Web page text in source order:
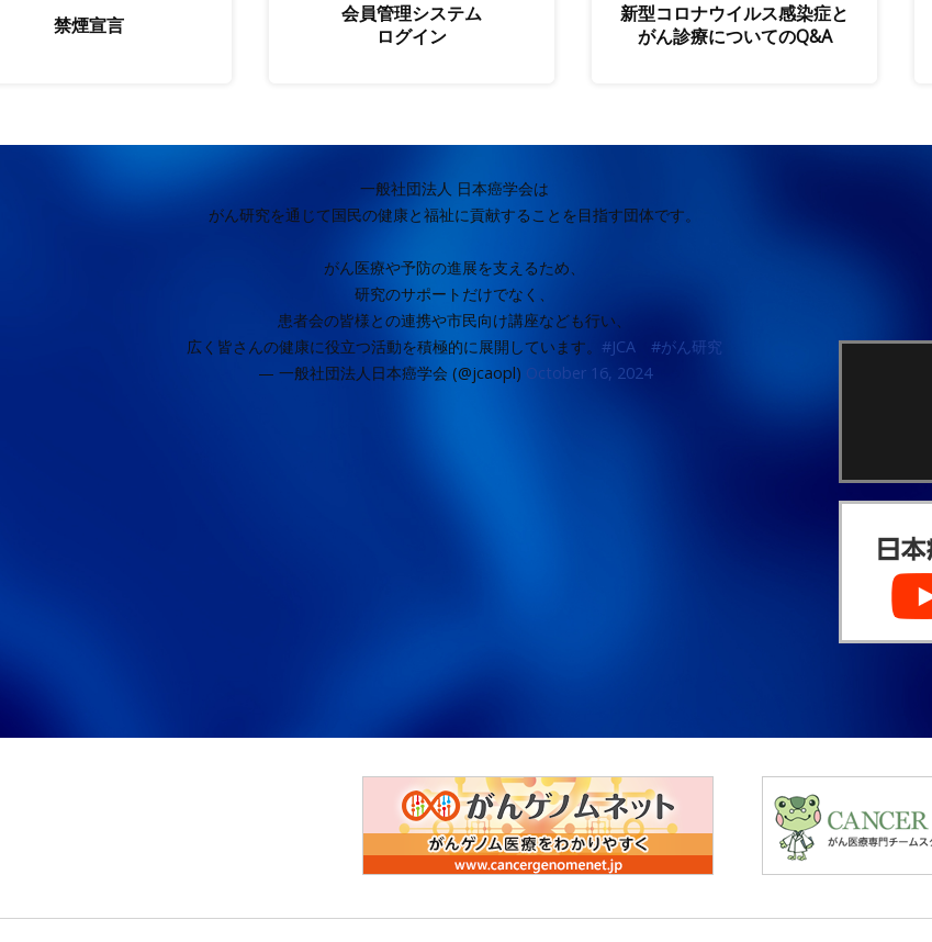
2026年6月20日 第32回日本医学会総会奨励賞受賞候補者推薦要項
2026年6月18日 人材募集 理化学研究所バイオリソース研究センター：実験動物開発室 室長の公募
2026年度上原賞（研究業績褒賞）受賞候補者推薦要項
内閣府：「第９回日本医療研究開発大賞」公募のご案内
学会から 喫煙のがんを始めとする健康に関する情報発信【参考文献37】
2026年6月1日 公募案内 令和9年度文部科学大臣表彰科学技術賞及び若手科学者賞候補者の推薦について
福島国際研究教育機構（F-REI）：臨床研究・治験に関する委託研究公募開始のご
案内
金沢大学がん進展制御研究所：ゲノム生物学研究分野 博士研究員（フルタイム職
禁煙宣言
会員管理システム
ログイン
新型コロナウイルス感染症と
がん診療についてのQ&A
一般社団法人 日本癌学会は
がん研究を通じて国民の健康と福祉に貢献することを目指す団体です。
がん医療や予防の進展を支えるため、
研究のサポートだけでなく、
患者会の皆様との連携や市民向け講座なども行い、
広く皆さんの健康に役立つ活動を積極的に展開しています。 #JCA
#がん研究
— 一般社団法人日本癌学会 (@jcaopl) October 16, 2024